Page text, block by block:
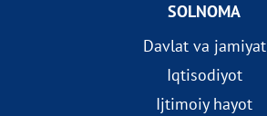
SOLNOMA
Davlat va jamiyat
Iqtisodiyot
Ijtimoiy hayot